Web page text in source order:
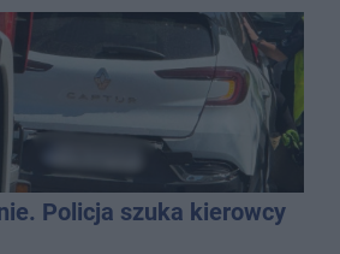
Policja szuka kierowcy